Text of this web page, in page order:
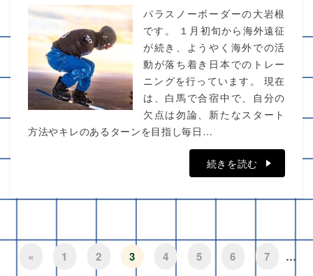
パラスノーボーダーの大岩根
です。 １月初旬から海外遠征
が続き、ようやく海外での活
動が落ち着き日本でのトレー
ニングを行っています。 現在
は、白馬で合宿中で、自分の
欠点は勿論、新たなスタート
方法やキレのあるターンを目指し毎日…
続きを読む
« 1 2 3 4 5 6 7 …